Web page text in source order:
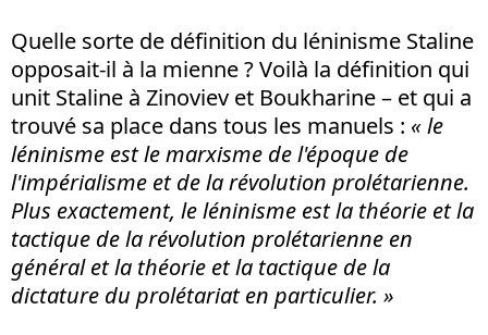
Quelle sorte de définition du léninisme Staline
opposait-il à la mienne ? Voilà la définition qui
unit Staline à Zinoviev et Boukharine – et qui a
trouvé sa place dans tous les manuels : « le
léninisme est le marxisme de l'époque de
l'impérialisme et de la révolution prolétarienne.
Plus exactement, le léninisme est la théorie et la
tactique de la révolution prolétarienne en
général et la théorie et la tactique de la
dictature du prolétariat en particulier. »